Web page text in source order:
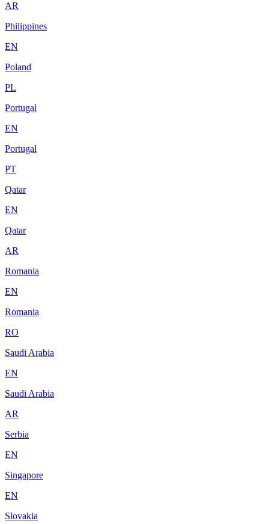
AR
Philippines
EN
Poland
PL
Portugal
EN
Portugal
PT
Qatar
EN
Qatar
AR
Romania
EN
Romania
RO
Saudi Arabia
EN
Saudi Arabia
AR
Serbia
EN
Singapore
EN
Slovakia